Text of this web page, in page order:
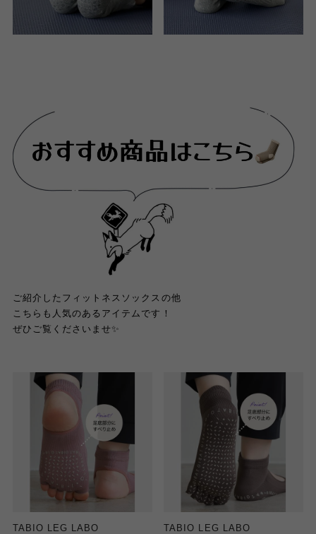
ご紹介したフィットネスソックスの他
こちらも人気のあるアイテムです！
ぜひご覧くださいませ✨
TABIO LEG LABO
TABIO LEG LABO